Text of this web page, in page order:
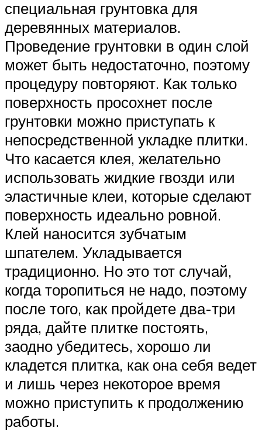
специальная грунтовка для
деревянных материалов.
Проведение грунтовки в один слой
может быть недостаточно, поэтому
процедуру повторяют. Как только
поверхность просохнет после
грунтовки можно приступать к
непосредственной укладке плитки.
Что касается клея, желательно
использовать жидкие гвозди или
эластичные клеи, которые сделают
поверхность идеально ровной.
Клей наносится зубчатым
шпателем. Укладывается
традиционно. Но это тот случай,
когда торопиться не надо, поэтому
после того, как пройдете два-три
ряда, дайте плитке постоять,
заодно убедитесь, хорошо ли
кладется плитка, как она себя ведет
и лишь через некоторое время
можно приступить к продолжению
работы.